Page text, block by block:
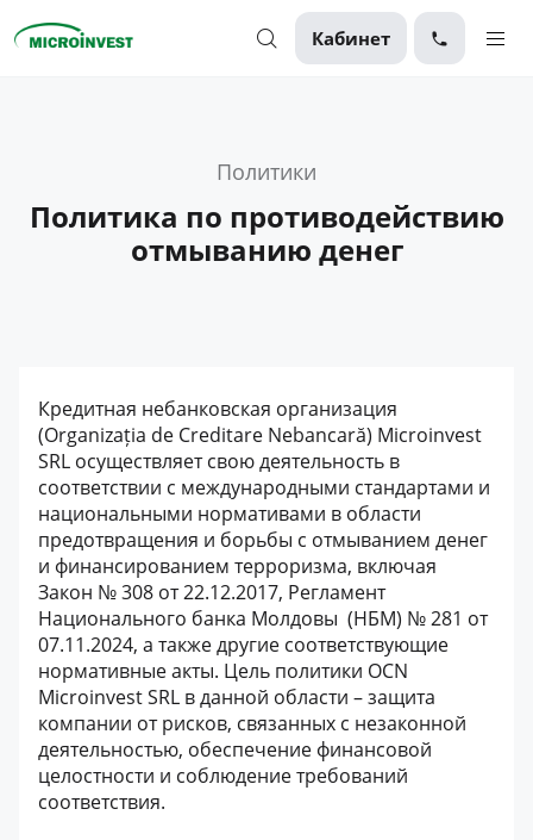
Кабинет
О компании
Для клиентов
Политики
Политика по противодействию
отмыванию денег
Кредитная небанковская организация
(Organizația de Creditare Nebancară) Microinvest
SRL осуществляет свою деятельность в
соответствии с международными стандартами и
национальными нормативами в области
предотвращения и борьбы с отмыванием денег
и финансированием терроризма, включая
Закон № 308 от 22.12.2017, Регламент
Национального банка Молдовы (НБМ) № 281 от
07.11.2024, а также другие соответствующие
нормативные акты. Цель политики OCN
Microinvest SRL в данной области – защита
компании от рисков, связанных с незаконной
деятельностью, обеспечение финансовой
целостности и соблюдение требований
соответствия.